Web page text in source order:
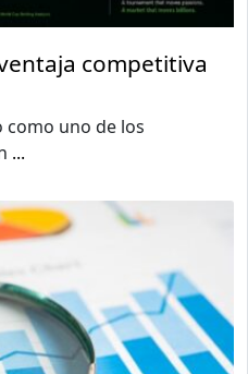
competitiva
como uno de los
...